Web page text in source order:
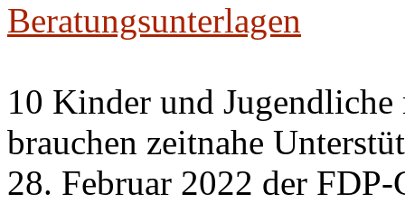
Beratungsunterlagen
10 Kinder und
brauchen zeitnahe
28. Februar 2022 der